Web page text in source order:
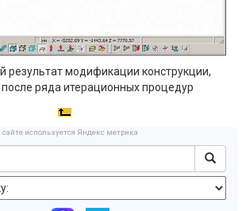
результат модификации конструкции,
ряда итерационных процедур
сайте используется Яндекс метрика